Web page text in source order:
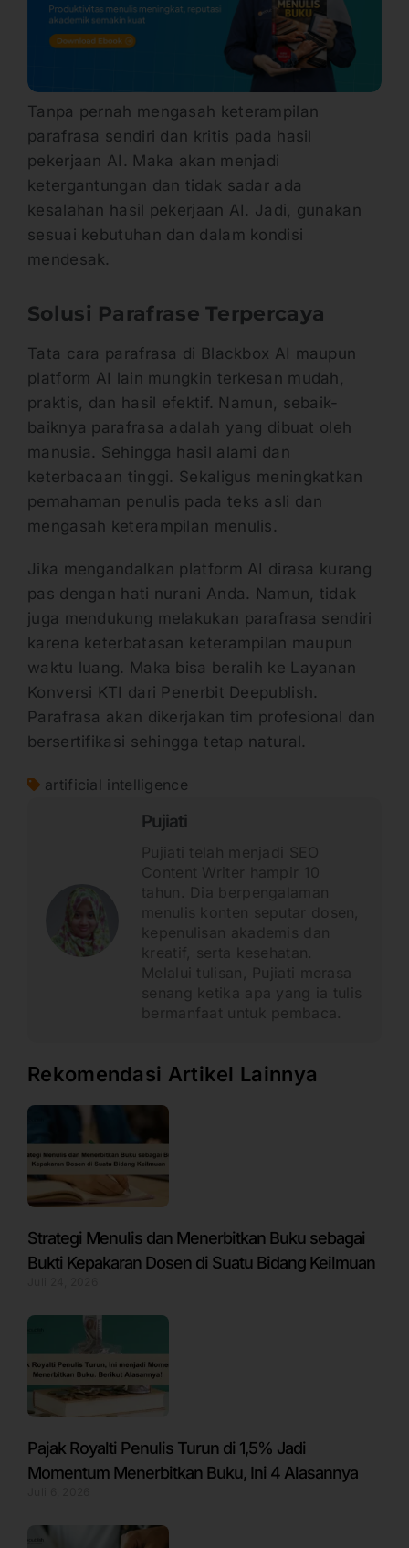
Tanpa pernah mengasah keterampilan
parafrasa sendiri dan kritis pada hasil
pekerjaan AI. Maka akan menjadi
ketergantungan dan tidak sadar ada
kesalahan hasil pekerjaan AI. Jadi, gunakan
sesuai kebutuhan dan dalam kondisi
mendesak.
Solusi Parafrase Terpercaya
Tata cara parafrasa di Blackbox AI maupun
platform AI lain mungkin terkesan mudah,
praktis, dan hasil efektif. Namun, sebaik-
baiknya parafrasa adalah yang dibuat oleh
manusia. Sehingga hasil alami dan
keterbacaan tinggi. Sekaligus meningkatkan
pemahaman penulis pada teks asli dan
mengasah keterampilan menulis.
Jika mengandalkan platform AI dirasa kurang
pas dengan hati nurani Anda. Namun, tidak
juga mendukung melakukan parafrasa sendiri
karena keterbatasan keterampilan maupun
waktu luang. Maka bisa beralih ke Layanan
Konversi KTI dari Penerbit Deepublish.
Parafrasa akan dikerjakan tim profesional dan
bersertifikasi sehingga tetap natural.
artificial intelligence
Pujiati
Pujiati telah menjadi SEO
Content Writer hampir 10
tahun. Dia berpengalaman
menulis konten seputar dosen,
kepenulisan akademis dan
kreatif, serta kesehatan.
Melalui tulisan, Pujiati merasa
senang ketika apa yang ia tulis
bermanfaat untuk pembaca.
Rekomendasi Artikel Lainnya
Strategi Menulis dan Menerbitkan Buku sebagai
Bukti Kepakaran Dosen di Suatu Bidang Keilmuan
Pajak Royalti Penulis Turun di 1,5% Jadi
Momentum Menerbitkan Buku, Ini 4 Alasannya